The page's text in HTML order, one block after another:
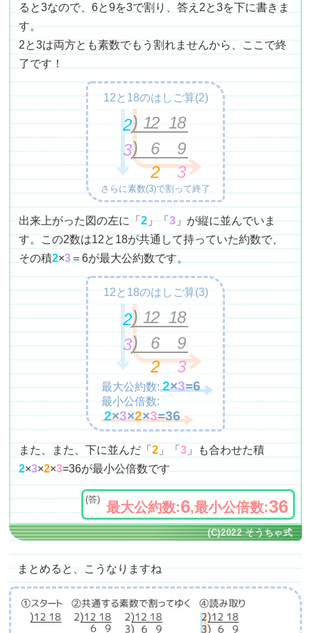
ると3なので、6と9を3で割り、答え2と3を下に書きま
す。
2と3は両方とも素数でもう割れませんから、ここで終
了です！
12と18のはしご算(2)
2 12 18
3
6
9
2
3
さらに素数(3)で割って終了
出来上がった図の左に「2」「3」が縦に並んでいま
す。この2数は12と18が共通して持っていた約数で、
その積2×3＝6が最大公約数です。
12と18のはしご算(3)
2 12 18
3
6
9
2
3
最大公約数: 2×3=6
最小公倍数:
2×3×2×3=36
また、また、下に並んだ「 2」「 3」も合わせた積
2×3×2×3=36が最小公倍数です
最大公約数:6,最小公倍数:36
まとめると、こうなりますね